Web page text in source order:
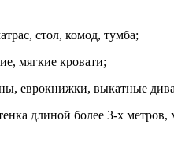
стол, комод, тумба;
мягкие кровати;
еврокнижки, выкатные
длиной более 3-х метров,